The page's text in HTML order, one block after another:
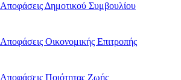
Αποφάσεις Δημοτικού Συμβουλίου
Αποφάσεις Οικονομικής Επιτροπής
Αποφάσεις Ποιότητας Ζωής